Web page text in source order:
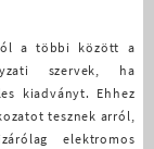
a többi között a
szervek, ha
kiadványt. Ehhez
tesznek arról,
elektromos